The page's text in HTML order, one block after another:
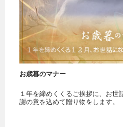
お歳暮のマナー
１年を締めくくるご挨拶に、お世
謝の意を込めて贈り物をします。